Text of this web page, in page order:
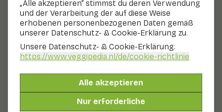
„Alle akzeptieren“ stimmst du deren Verwendung
und der Verarbeitung der auf diese Weise
erhobenen personenbezogenen Daten gemäß
unserer Datenschutz- & Cookie-Erklärung zu.
Unsere Datenschutz- & Cookie-Erklärung:
https://www.veggipedia.nl/de/cookie-richtlinie
Alle akzeptieren
Nur erforderliche
Rezepte
Geschmorte Zucchini mit
Zwiebeln und Paprika